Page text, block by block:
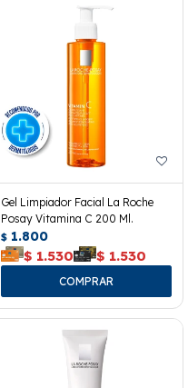
Gel Limpiador Facial La Roche
Posay Vitamina C 200 Ml.
$ 1.800
$ 1.530 $ 1.530